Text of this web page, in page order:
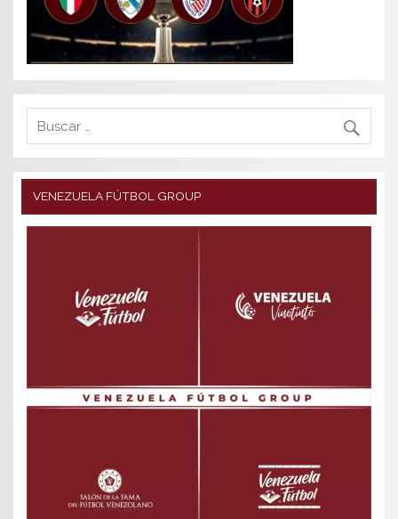
VENEZUELA FÚTBOL GROUP